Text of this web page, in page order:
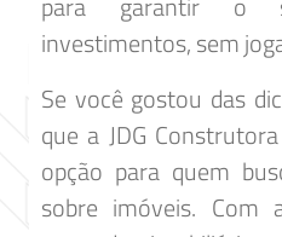
investimentos, sem
Se você gostou das
que a JDG
opção para quem
sobre imóveis. Com